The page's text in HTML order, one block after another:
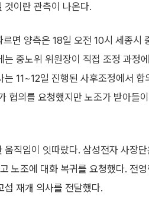
것이란 관측이 나온다.
면 양측은 18일 오전 10시 세종시
는 중노위 위원장이 직접 조정 과정
는 11~12일 진행된 사후조정에서 합
협의를 요청했지만 노조가 받아들
움직임이 잇따랐다. 삼성전자 사장
노조에 대화 복귀를 요청했다. 전
섭 재개 의사를 전달했다.